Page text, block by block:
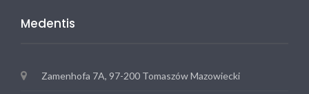
Medentis
Zamenhofa 7A, 97-200 Tomaszów Mazowiecki